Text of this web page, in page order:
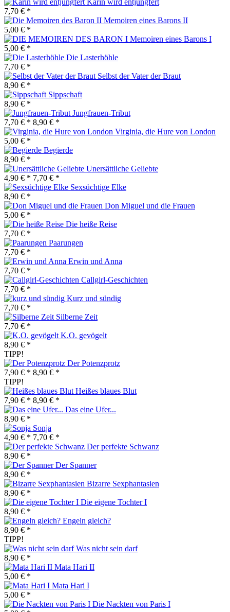
7,70 € *
Memoiren eines Barons II
5,00 € *
Memoiren eines Barons I
5,00 € *
Die Lasterhöhle
7,70 € *
Selbst der Vater der Braut
8,90 € *
Sippschaft
8,90 € *
Jungfrauen-Tribut
7,70 € * 8,90 € *
Virginia, die Hure von London
5,00 € *
Begierde
8,90 € *
Unersättliche Geliebte
4,90 € * 7,70 € *
Sexsüchtige Elke
8,90 € *
Don Miguel und die Frauen
5,00 € *
Die heiße Reise
7,70 € *
Paarungen
7,70 € *
Erwin und Anna
7,70 € *
Callgirl-Geschichten
7,70 € *
Kurz und sündig
7,70 € *
Silberne Zeit
7,70 € *
K.O. gevögelt
8,90 € *
TIPP!
Der Potenzprotz
7,90 € * 8,90 € *
TIPP!
Heißes blaues Blut
7,90 € * 8,90 € *
Das eine Ufer...
8,90 € *
Sonja
4,90 € * 7,70 € *
Der perfekte Schwanz
8,90 € *
Der Spanner
8,90 € *
Bizarre Sexphantasien
8,90 € *
Die eigene Tochter I
8,90 € *
Engeln gleich?
8,90 € *
TIPP!
Was nicht sein darf
8,90 € *
Mata Hari II
5,00 € *
Mata Hari I
5,00 € *
Die Nackten von Paris I